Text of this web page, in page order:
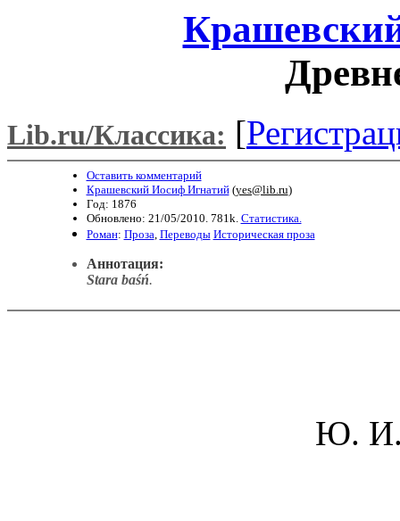
Lib.ru/Классика: [
Оставить комментарий
Крашевский Иосиф Игнатий(yes@lib.ru)
Год: 1876
Обновлено: 21/05/2010. 781k. Статистика.
Роман: Проза Переводы Историческая проза
Аннотация:
Stara baśń.
Ю. И.